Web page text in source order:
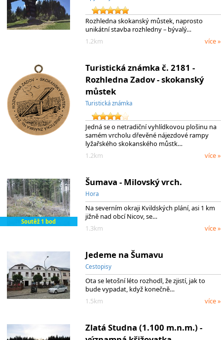
Rozhledna skokanský můstek, naprosto
unikátní stavba rozhledny – bývalý…
1.2km
více »
Turistická známka č. 2181 -
Rozhledna Zadov - skokanský
můstek
Turistická známka
Jedná se o netradiční vyhlídkovou plošinu na
samém vrcholu dřevěné nájezdové rampy
lyžařského skokanského můstk…
1.2km
více »
Soutěž 1 bod
Šumava - Milovský vrch.
Hora
Na severním okraji Kvildských plání, asi 1 km
jižně nad obcí Nicov, se…
1.3km
více »
Jedeme na Šumavu
Cestopisy
Ota se letošní léto rozhodl, že zjistí, jak to
bude vypadat, když konečně…
1.5km
více »
Zlatá Studna (1.100 m.n.m.) -